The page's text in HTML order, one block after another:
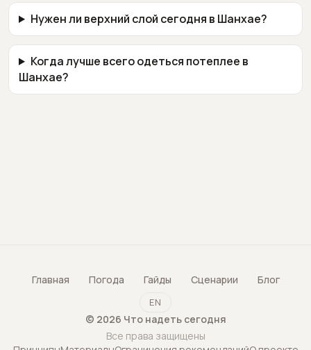
Нужен ли верхний слой сегодня в Шанхае?
Когда лучше всего одеться потеплее в
Шанхае?
Главная Погода Гайды Сценарии Блог
EN
© 2026 Что надеть сегодня
Все права защищены